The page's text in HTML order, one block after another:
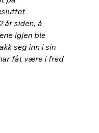
år siden, å
igjen ble
seg inn i sin
fåt være i fred